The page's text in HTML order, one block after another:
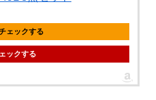
ェックする
ックする